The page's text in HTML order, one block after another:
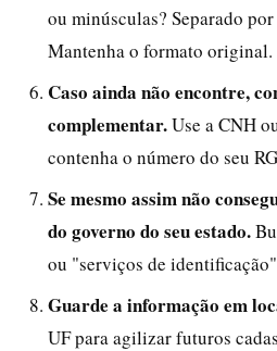
ou minúsculas? Separado
Mantenha o formato original.
Caso ainda não encontre,
complementar.Use a CNH
contenha o número do seu
Se mesmo assim não
do governo do seu estado.
ou "serviços de
Guarde a informação em
UF para agilizar futuros